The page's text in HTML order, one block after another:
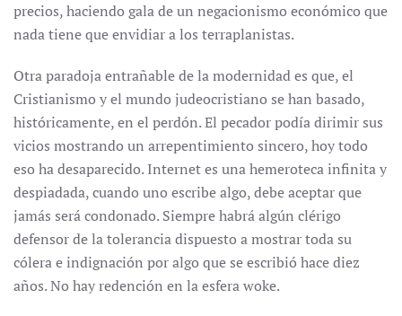
precios, haciendo gala de un negacionismo económico que
nada tiene que envidiar a los terraplanistas.
Otra paradoja entrañable de la modernidad es que, el
Cristianismo y el mundo judeocristiano se han basado,
históricamente, en el perdón. El pecador podía dirimir sus
vicios mostrando un arrepentimiento sincero, hoy todo
eso ha desaparecido. Internet es una hemeroteca infinita y
despiadada, cuando uno escribe algo, debe aceptar que
jamás será condonado. Siempre habrá algún clérigo
defensor de la tolerancia dispuesto a mostrar toda su
cólera e indignación por algo que se escribió hace diez
años. No hay redención en la esfera woke.